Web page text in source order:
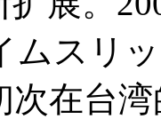
ムスリ
次在台